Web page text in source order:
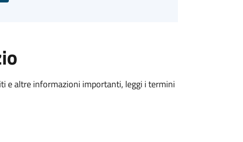
e altre informazioni importanti, leggi i termini